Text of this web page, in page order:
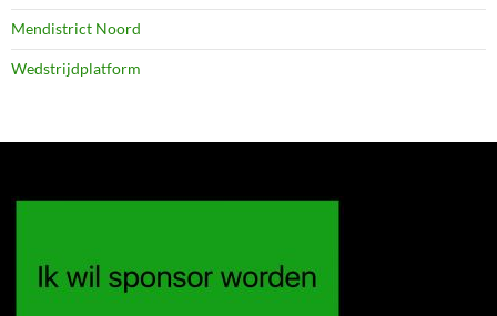
Mendistrict Noord
Wedstrijdplatform